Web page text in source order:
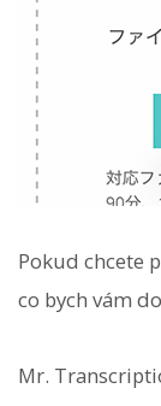
Pokud chcete
co bych vám
Mr.